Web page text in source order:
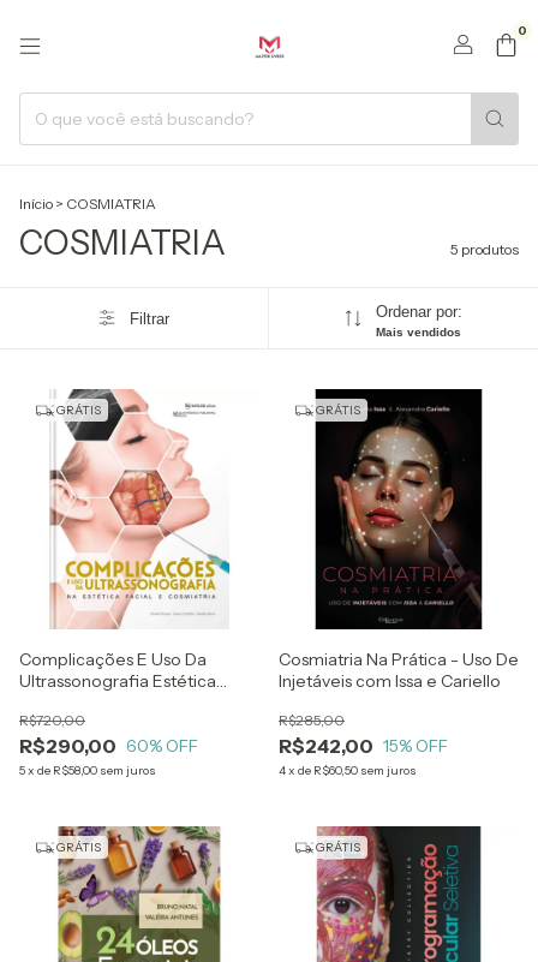
0
Início > COSMIATRIA
COSMIATRIA 5 produtos
Filtrar Ordenar por:
Mais vendidos
GRÁTIS
Complicações E Uso Da
Ultrassonografia Estética
Donola, Vivian Castilho E
Danilo Peron
R$290,00
R$720,00
60% OFF
5x de R$58,00 sem juros
GRÁTIS
Cosmiatria Na Prática - Uso De
Injetáveis com Issa e Cariello
R$242,00
R$285,00
15% OFF
4x de R$60,50 sem juros
GRÁTIS GRÁTIS